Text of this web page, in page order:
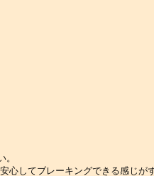
してブレーキングできる感じがす